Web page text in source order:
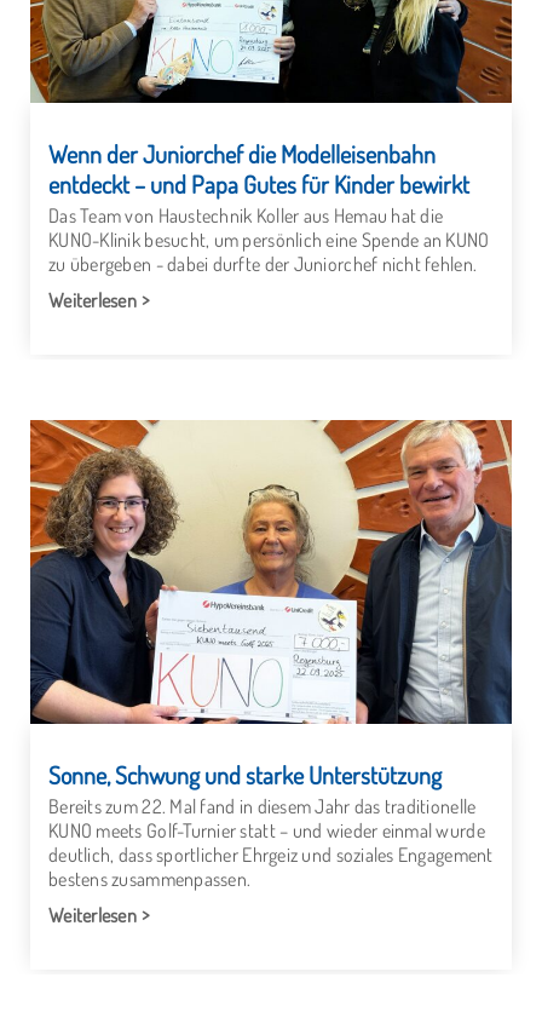
Wenn der Juniorchef die Modelleisenbahn
entdeckt – und Papa Gutes für Kinder bewirkt
Das Team von Haustechnik Koller aus Hemau hat die
KUNO-Klinik besucht, um persönlich eine Spende an KUNO
zu übergeben - dabei durfte der Juniorchef nicht fehlen.
Weiterlesen
Sonne, Schwung und starke Unterstützung
Bereits zum 22. Mal fand in diesem Jahr das traditionelle
KUNO meets Golf-Turnier statt – und wieder einmal wurde
deutlich, dass sportlicher Ehrgeiz und soziales Engagement
bestens zusammenpassen.
Weiterlesen